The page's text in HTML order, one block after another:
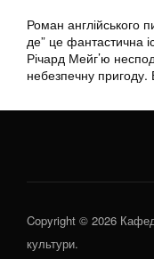
Роман англійського
де” це фантастична
Річард Мейг’ю
небезпечну
Copyright © 2026
культури.